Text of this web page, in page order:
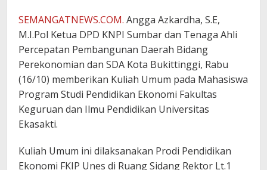
SEMANGATNEWS.COM. Angga Azkardha, S.E,
M.I.Pol Ketua DPD KNPI Sumbar dan Tenaga Ahli
Percepatan Pembangunan Daerah Bidang
Perekonomian dan SDA Kota Bukittinggi, Rabu
(16/10) memberikan Kuliah Umum pada Mahasiswa
Program Studi Pendidikan Ekonomi Fakultas
Keguruan dan Ilmu Pendidikan Universitas
Ekasakti.
Kuliah Umum ini dilaksanakan Prodi Pendidikan
Ekonomi FKIP Unes di Ruang Sidang Rektor Lt.1